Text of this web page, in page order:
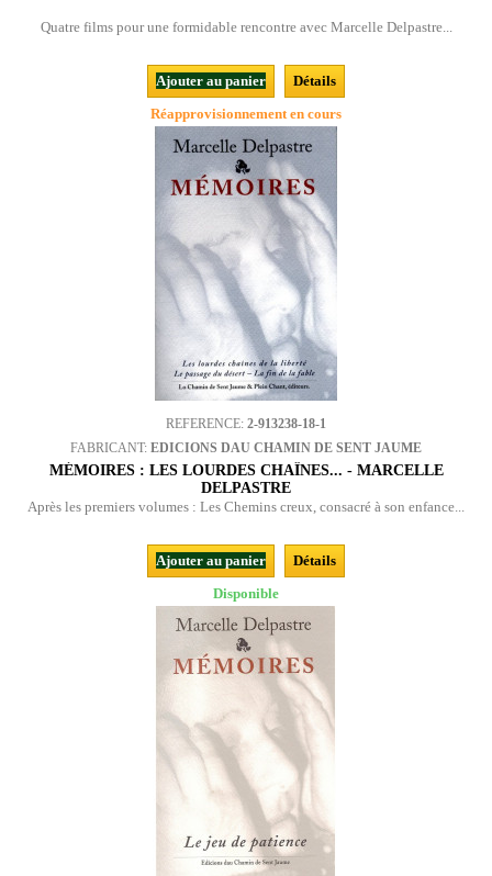
Quatre films pour une formidable rencontre avec Marcelle Delpastre...
Ajouter au panier
Détails
Réapprovisionnement en cours
REFERENCE: 2-913238-18-1
FABRICANT: EDICIONS DAU CHAMIN DE SENT JAUME
MÉMOIRES : LES LOURDES CHAÎNES... - MARCELLE
DELPASTRE
Après les premiers volumes : Les Chemins creux, consacré à son enfance...
Ajouter au panier
Détails
Disponible